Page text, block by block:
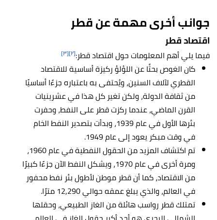
جوانب أخرى مهمة عن قطر
اقتصاد قطر
فيما يلي أهم المعلومات حول اقتصاد قطر:[٢] [٣]
كان الغوص بحثًا عن اللؤلؤ ركيزة أساسية للاقتصاد
القطري لآلاف السنين، ويُحتفى به باعتباره جزءًا أساسيًا
من ثقافة الدولة، ولكن تغير كل هذا في عشرينيات
القرن الماضي، عندما ركزت قطر على النفط، وحفرت
بئرها الأول في عام 1939، وبدأت بتصدير النفط الخام
في وقت مبكر يعود إلى عام 1949.
تم اكتشاف المزيد من الحقول النفطية في عام 1960،
ومرة ​​أخرى في عام 1970، ويشكل النفط الآن جزءًا كبيرًا
من الاقتصاد، كما أن قطر موطن لأطول بئر نفط محفور
في العالم، والذي يبلغ عمقه حوالي 12,290 مترًا.
تمتلك قطر رواسب هائلة من الغاز الطبيعي، وحقلها